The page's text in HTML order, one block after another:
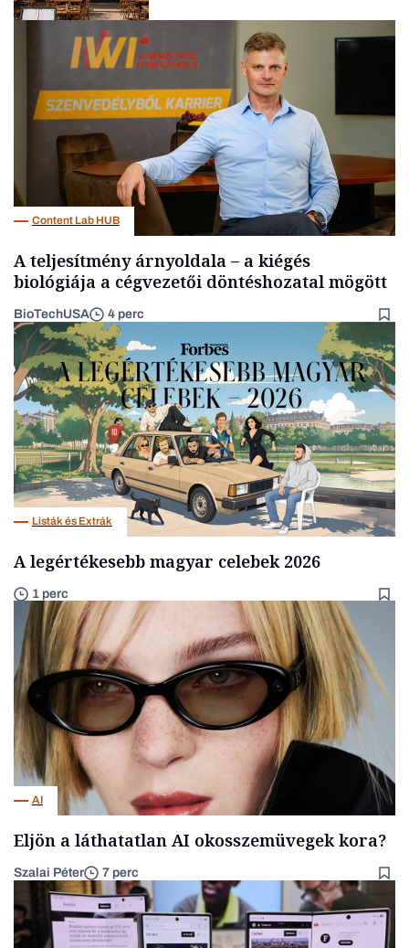
Content Lab HUB
A teljesítmény árnyoldala – a kiégés
biológiája a cégvezetői döntéshozatal mögött
BioTechUSA 4 perc
Listák és Extrák
A legértékesebb magyar celebek 2026
1 perc
AI
Eljön a láthatatlan AI okosszemüvegek kora?
Szalai Péter 7 perc